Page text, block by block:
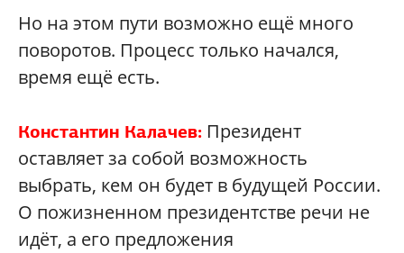
Но на этом пути возможно ещё много
поворотов. Процесс только начался,
время ещё есть.
Константин Калачев: Президент
оставляет за собой возможность
выбрать, кем он будет в будущей России.
О пожизненном президентстве речи не
идёт, а его предложения